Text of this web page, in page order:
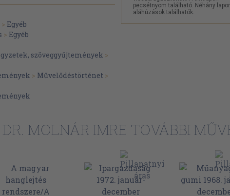
> Egyéb
> Egyéb
szöveggyűjtemények >
> Művelődéstörténet >
pecsétnyom található. Néhány
aláhúzások találhatók.
DR. MOLNÁR IMRE TOVÁBBI